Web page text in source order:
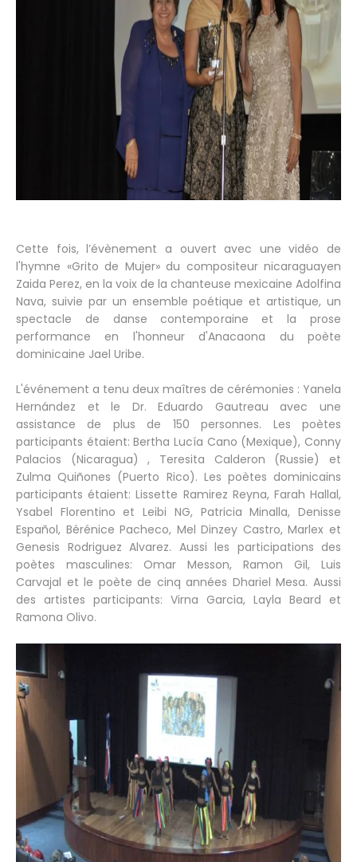
Cette fois, l’évènement a ouvert avec une vidéo de
l'hymne «Grito de Mujer» du compositeur nicaraguayen
Zaida Perez, en la voix de la chanteuse mexicaine Adolfina
Nava, suivie par un ensemble poétique et artistique, un
spectacle de danse contemporaine et la prose
performance en l'honneur d'Anacaona du poète
dominicaine Jael Uribe.
L'événement a tenu deux maîtres de cérémonies : Yanela
Hernández et le Dr. Eduardo Gautreau avec une
assistance de plus de 150 personnes. Les poètes
participants étaient: Bertha Lucía Cano (Mexique), Conny
Palacios (Nicaragua) , Teresita Calderon (Russie) et
Zulma Quiñones (Puerto Rico). Les poètes dominicains
participants étaient: Lissette Ramirez Reyna, Farah Hallal,
Ysabel Florentino et Leibi NG, Patricia Minalla, Denisse
Español, Bérénice Pacheco, Mel Dinzey Castro, Marlex et
Genesis Rodriguez Alvarez. Aussi les participations des
poètes masculines: Omar Messon, Ramon Gil, Luis
Carvajal et le poète de cinq années Dhariel Mesa. Aussi
des artistes participants: Virna Garcia, Layla Beard et
Ramona Olivo.